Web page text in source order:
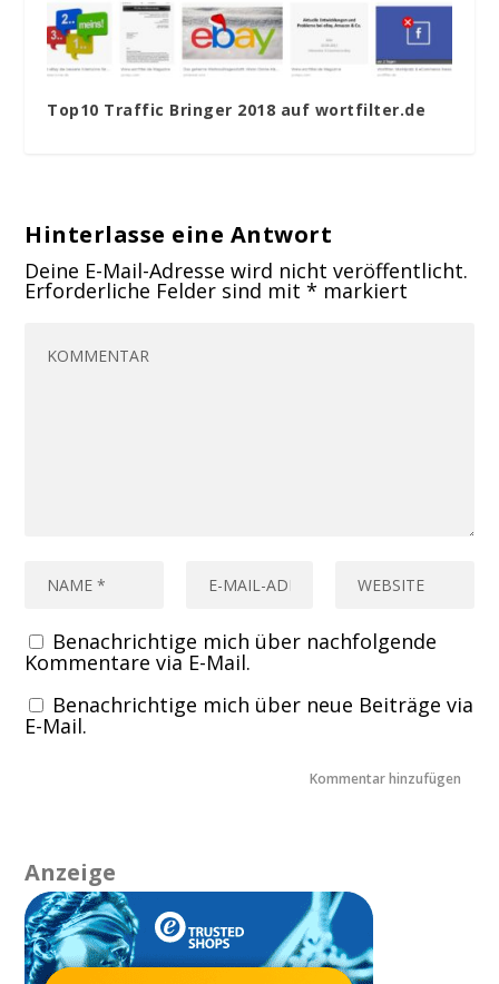
Top10 Traffic Bringer 2018 auf wortfilter.de
Hinterlasse eine Antwort
Deine E-Mail-Adresse wird nicht veröffentlicht.
Erforderliche Felder sind mit* markiert
Benachrichtige mich über nachfolgende
Kommentare via E-Mail.
Benachrichtige mich über neue Beiträge via
E-Mail.
Anzeige